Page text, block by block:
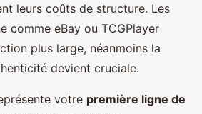
leurs coûts de structure. Les
comme eBay ou TCGPlayer
plus large, néanmoins la
devient cruciale.
votre première ligne de